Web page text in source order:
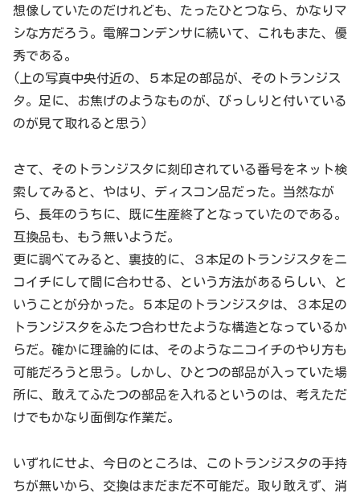
想像していたのだけれども、たったひとつなら、かなりマ
シな方だろう。電解コンデンサに続いて、これもまた、優
秀である。
(上の写真中央付近の、５本足の部品が、そのトランジス
タ。足に、お焦げのようなものが、びっしりと付いている
のが見て取れると思う)
さて、そのトランジスタに刻印されている番号をネット検
索してみると、やはり、ディスコン品だった。当然なが
ら、長年のうちに、既に生産終了となっていたのである。
互換品も、もう無いようだ。
更に調べてみると、裏技的に、３本足のトランジスタをニ
コイチにして間に合わせる、という方法があるらしい、と
いうことが分かった。５本足のトランジスタは、３本足の
トランジスタをふたつ合わせたような構造となっているか
らだ。確かに理論的には、そのようなニコイチのやり方も
可能だろうと思う。しかし、ひとつの部品が入っていた場
所に、敢えてふたつの部品を入れるというのは、考えただ
けでもかなり面倒な作業だ。
いずれにせよ、今日のところは、このトランジスタの手持
ちが無いから、交換はまだまだ不可能だ。取り敢えず、消